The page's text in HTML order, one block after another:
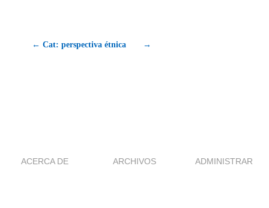
← Cat: perspectiva étnica →
ACERCA DE ARCHIVOS ADMINISTRAR